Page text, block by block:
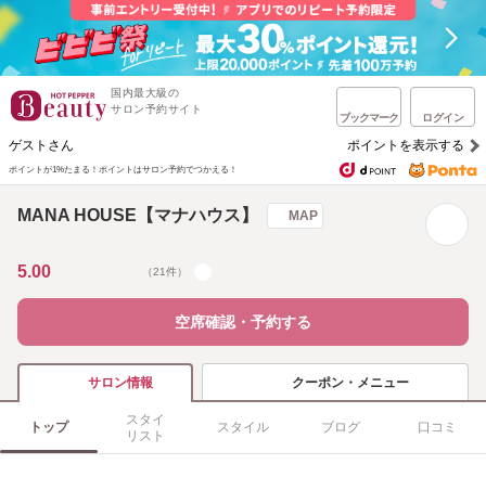
国内最大級の
サロン予約サイト
ブックマーク ログイン
ゲストさん ポイントを表示する
ポイントが1%たまる！ ポイントはサロン予約でつかえる！
MANA HOUSE【マナハウス】 MAP
5.00 （21件）
空席確認・予約する
サロン情報 クーポン・メニュー
トップ
スタイ
リスト
スタイル ブログ 口コミ